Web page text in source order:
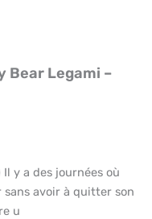
Bear Legami –
y a des journées où
sans avoir à quitter son
u